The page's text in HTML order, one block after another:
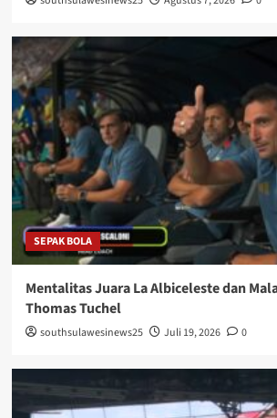
SEPAK BOLA
Mentalitas Juara La Albiceleste dan
Thomas Tuchel
southsulawesinews25 Juli 19, 2026 0